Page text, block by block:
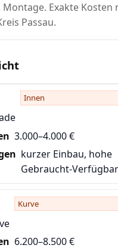
Exakte Kosten
Passau.
Innen
3.000–4.000 €
kurzer Einbau, hohe
Gebraucht-
Kurve
6.200–8.500 €